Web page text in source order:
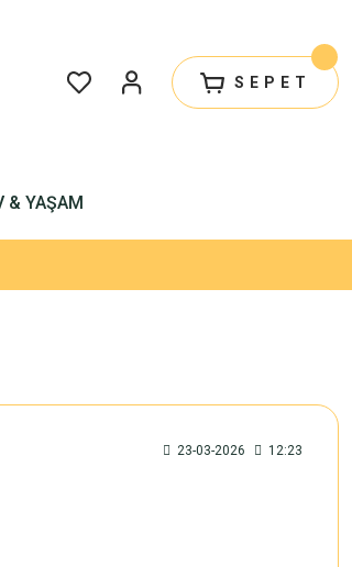
SEPET
& YAŞAM
23-03-2026 12:23